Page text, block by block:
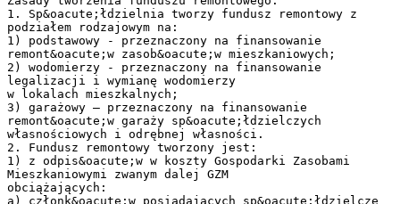
1. Sp&oacute;łdzielnia tworzy fundusz remontowy z
podziałem rodzajowym na:
1) podstawowy - przeznaczony na finansowanie
remont&oacute;w zasob&oacute;w mieszkaniowych;
2) wodomierzy - przeznaczony na finansowanie
legalizacji i wymianę wodomierzy
w lokalach mieszkalnych;
3) garażowy — przeznaczony na finansowanie
remont&oacute;w garaży sp&oacute;łdzielczych
własnościowych i odrębnej własności.
2. Fundusz remontowy tworzony jest:
1) z odpis&oacute;w w koszty Gospodarki Zasobami
Mieszkaniowymi zwanym dalej GZM
obciążających:
a) członk&oacute;w posiadających sp&oacute;łdzielcze